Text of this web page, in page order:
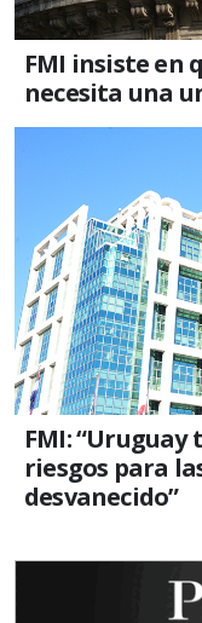
FMI insiste en
necesita una
FMI: “Uruguay
riesgos para
desvanecido”